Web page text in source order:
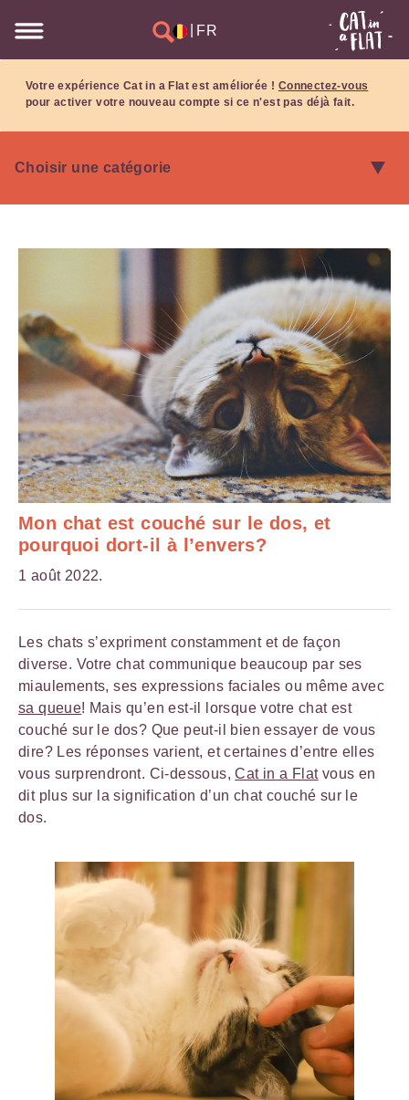
FR
Votre expérience Cat in a Flat est améliorée ! Connectez-vous
pour activer votre nouveau compte si ce n'est pas déjà fait.
Mon chat est couché sur le dos, et
pourquoi dort-il à l’envers?
1 août 2022.
Les chats s’expriment constamment et de façon
diverse. Votre chat communique beaucoup par ses
miaulements, ses expressions faciales ou même avec
sa queue! Mais qu’en est-il lorsque votre chat est
couché sur le dos? Que peut-il bien essayer de vous
dire? Les réponses varient, et certaines d’entre elles
vous surprendront. Ci-dessous,Cat in a Flatvous en
dit plus sur la signification d’un chat couché sur le
dos.